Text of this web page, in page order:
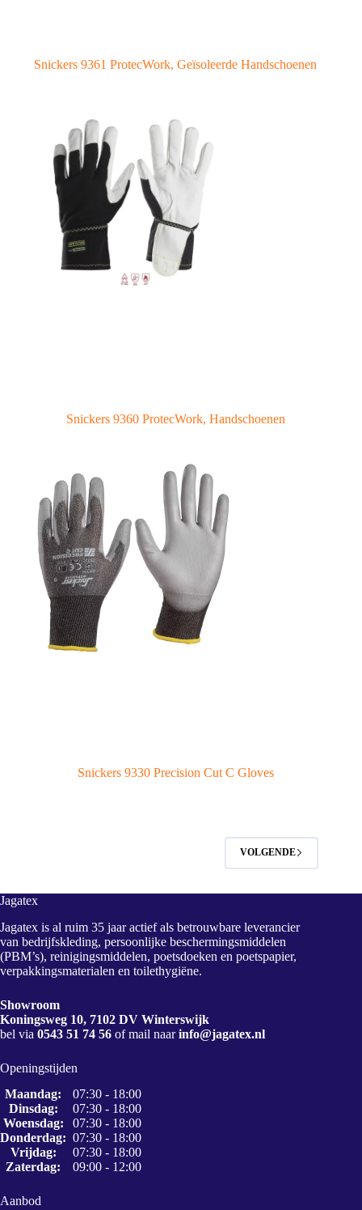
Snickers 9361 ProtecWork, Geïsoleerde Handschoenen
Snickers 9360 ProtecWork, Handschoenen
Snickers 9330 Precision Cut C Gloves
VOLGENDE
Jagatex
Jagatex is al ruim 35 jaar actief als betrouwbare leverancier
van bedrijfskleding, persoonlijke beschermingsmiddelen
(PBM’s), reinigingsmiddelen, poetsdoeken en poetspapier,
verpakkingsmaterialen en toilethygiëne.
Showroom
Koningsweg 10, 7102 DV Winterswijk
bel via 0543 51 74 56 of mail naarinfo@jagatex.nl
Openingstijden
Maandag:
07:30 - 18:00
Dinsdag:
07:30 - 18:00
Woensdag:
07:30 - 18:00
Donderdag: 07:30 - 18:00
Vrijdag:
07:30 - 18:00
Zaterdag:
09:00 - 12:00
Aanbod